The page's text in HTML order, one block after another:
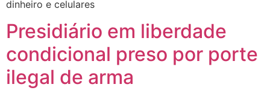
dinheiro e celulares
Presidiário em liberdade
condicional preso por porte
ilegal de arma